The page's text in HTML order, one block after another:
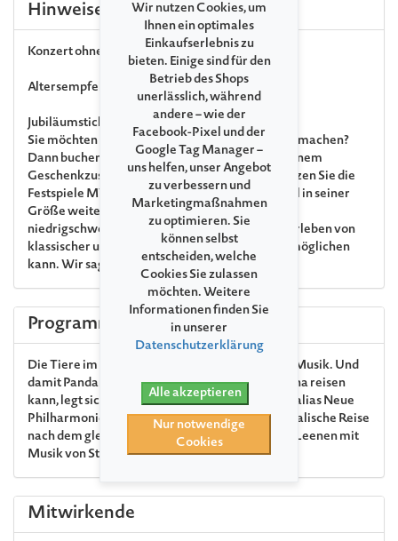
Hinweise
Konzert ohne Pause
Altersempfehlung ab 4 Jahre
Jubiläumsticket
Sie möchten uns zum 35. Jubiläum ein Geschenk machen?
Dann buchen Sie gern Ihr Jubiläumsticket. Mit einem
Geschenkzuschlag von € 15 pro Ticket unterstützen Sie die
Festspiele MV und sorgen dafür, dass das Festival in seiner
Größe weiterhin allen Interessierten einen
niedrigschwelligen Zugang zum einzigartigen Erleben von
klassischer und nicht ganz klassischer Musik ermöglichen
kann. Wir sagen: Herzlichen Dank!
Programm
Die Tiere im Zoo von Direktor Fröhlich machen Musik. Und
damit Pandamädchen Mei Yue einmal nach China reisen
kann, legt sich das erfinderische Zoo-Orchester alias Neue
Philharmonie MV so richtig ins Zeug! Eine musikalische Reise
nach dem gleichnamigen Kinderbuch von Heidi Leenen mit
Musik von Stefan Malzew.
Mitwirkende
Wir nutzen Cookies, um
Ihnen ein optimales
Einkaufserlebnis zu
bieten. Einige sind für den
Betrieb des Shops
unerlässlich, während
andere – wie der
Facebook-Pixel und der
Google Tag Manager –
uns helfen, unser Angebot
zu verbessern und
Marketingmaßnahmen
zu optimieren. Sie
können selbst
entscheiden, welche
Cookies Sie zulassen
möchten. Weitere
Informationen finden Sie
in unserer
Datenschutzerklärung
Alle akzeptieren
Nur notwendige
Cookies